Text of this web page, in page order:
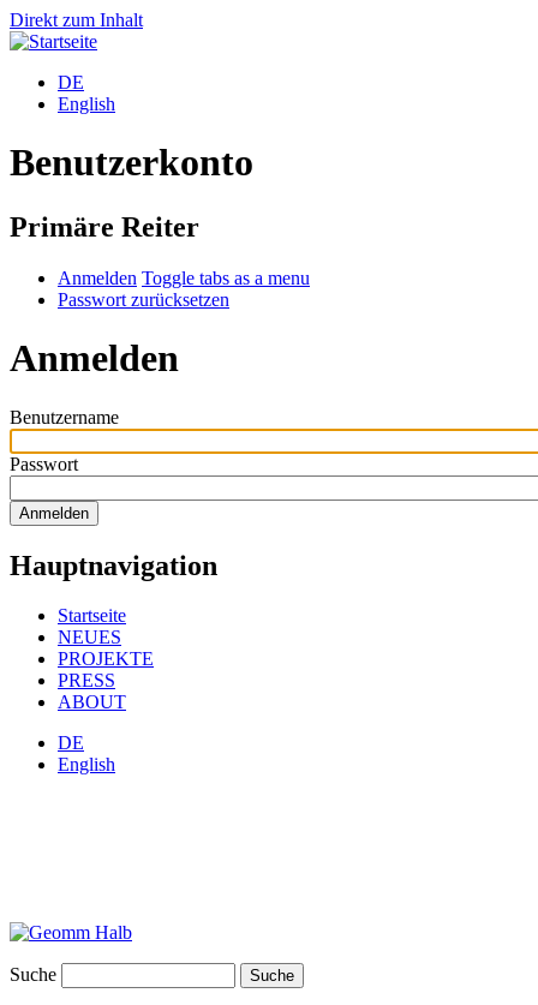
Direkt zum Inhalt
DE
English
Benutzerkonto
Primäre Reiter
Anmelden Toggle tabs as a menu
Passwort zurücksetzen
Anmelden
Benutzername
Passwort
Hauptnavigation
Startseite
NEUES
PROJEKTE
PRESS
ABOUT
DE
English
Suche